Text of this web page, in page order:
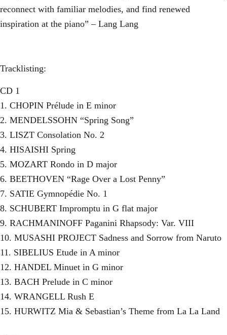
reconnect with familiar melodies, and find renewed
inspiration at the piano” – Lang Lang
Tracklisting:
CD 1
1. CHOPIN Prélude in E minor
2. MENDELSSOHN “Spring Song”
3. LISZT Consolation No. 2
4. HISAISHI Spring
5. MOZART Rondo in D major
6. BEETHOVEN “Rage Over a Lost Penny”
7. SATIE Gymnopédie No. 1
8. SCHUBERT Impromptu in G flat major
9. RACHMANINOFF Paganini Rhapsody: Var. VIII
10. MUSASHI PROJECT Sadness and Sorrow from Naruto
11. SIBELIUS Etude in A minor
12. HANDEL Minuet in G minor
13. BACH Prelude in C minor
14. WRANGELL Rush E
15. HURWITZ Mia & Sebastian’s Theme from La La Land